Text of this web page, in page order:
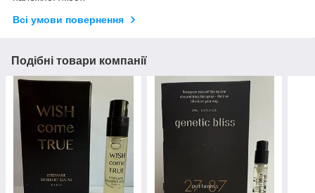
Всі умови повернення
Подібні товари компанії